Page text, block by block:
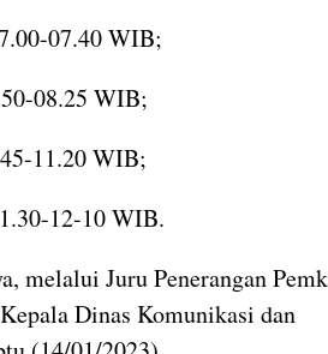
07.40 WIB;
08.25 WIB;
11.20 WIB;
12-10 WIB.
melalui Juru Penerangan
Dinas Komunikasi dan